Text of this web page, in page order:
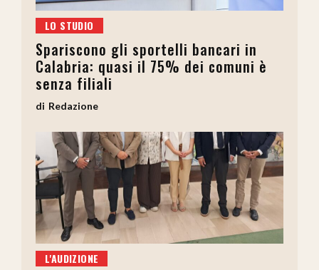
LO STUDIO
Spariscono gli sportelli bancari in
Calabria: quasi il 75% dei comuni è
senza filiali
Redazione
L'AUDIZIONE